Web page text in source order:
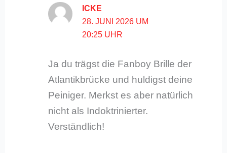
ICKE
28. JUNI 2026 UM
20:25 UHR
Ja du trägst die Fanboy Brille der
Atlantikbrücke und huldigst deine
Peiniger. Merkst es aber natürlich
nicht als Indoktrinierter.
Verständlich!